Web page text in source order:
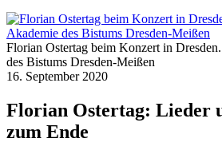
Florian Ostertag beim Konzert in
des Bistums Dresden-Meißen
16. September 2020
Florian Ostertag: Lieder
zum Ende